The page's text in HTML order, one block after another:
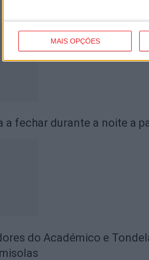
MAIS OPÇÕES
a fechar durante a noite a
do Académico e